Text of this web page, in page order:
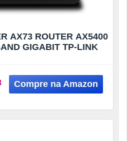
AX73 ROUTER AX5400
GIGABIT TP-LINK